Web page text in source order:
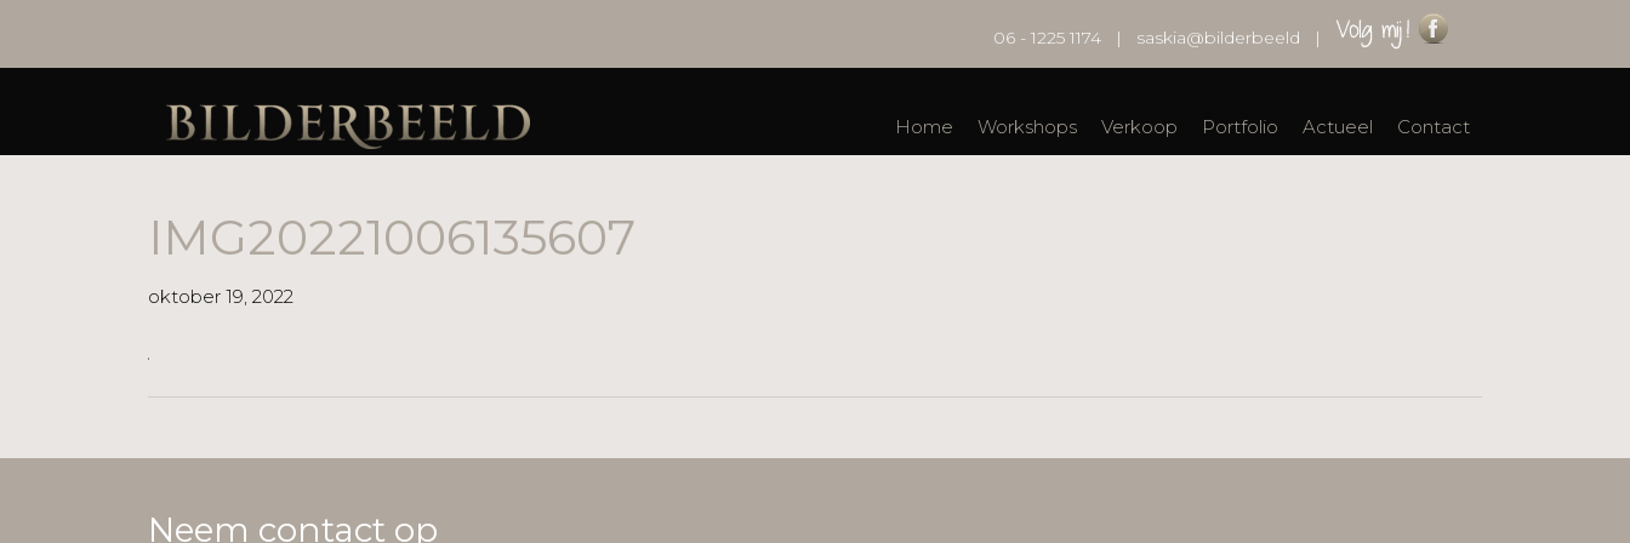
06 - 1225 1174 | saskia@bilderbeeld |
Home Workshops Verkoop Portfolio Actueel Contact
IMG20221006135607
oktober 19, 2022
Neem contact op